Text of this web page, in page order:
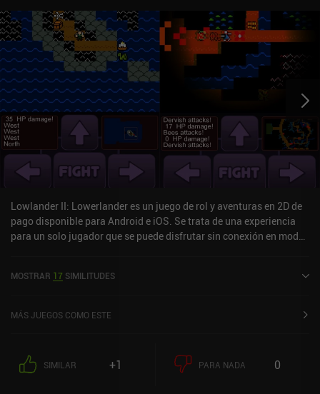
Lowlander II: Lowerlander es un juego de rol y aventuras en 2D de
pago disponible para Android e iOS. Se trata de una experiencia
para un solo jugador que se puede disfrutar sin conexión en modo
Google Play y de 4,9 sobre 5,0 en la App Store de iOS.
MOSTRAR 17 SIMILITUDES
MÁS JUEGOS COMO ESTE
SIMILAR +1 PARA NADA 0